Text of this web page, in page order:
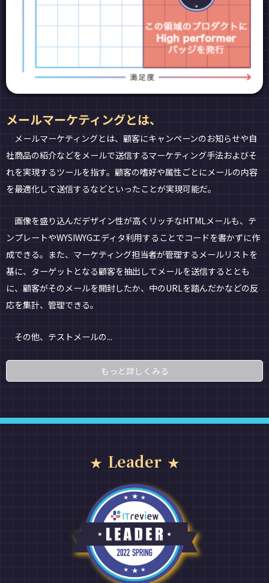
メールマーケティングとは、
メールマーケティングとは、顧客にキャンペーンのお知らせや自
社商品の紹介などをメールで送信するマーケティング手法およびそ
れを実現するツールを指す。顧客の嗜好や属性ごとにメールの内容
を最適化して送信するなどといったことが実現可能だ。
画像を盛り込んだデザイン性が高くリッチなHTMLメールも、テ
ンプレートやWYSIWYGエディタ利用することでコードを書かずに作
成できる。また、マーケティング担当者が管理するメールリストを
基に、ターゲットとなる顧客を抽出してメールを送信するととも
に、顧客がそのメールを開封したか、中のURLを踏んだかなどの反
応を集計、管理できる。
その他、テストメールの...
もっと詳しくみる
Leader